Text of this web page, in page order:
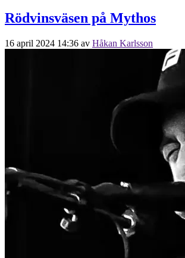
Rödvinsväsen på Mythos
16 april 2024 14:36 av Håkan Karlsson